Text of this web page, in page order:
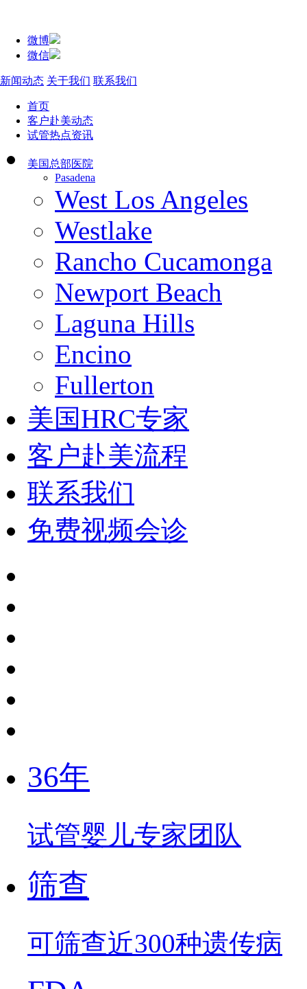
微博
微信
新闻动态 关于我们 联系我们
首页
客户赴美动态
试管热点资讯
美国总部医院
Pasadena
West Los Angeles
Westlake
Rancho Cucamonga
Newport Beach
Laguna Hills
Encino
Fullerton
美国HRC专家
客户赴美流程
联系我们
免费视频会诊
36年
试管婴儿专家团队
筛查
可筛查近300种遗传病